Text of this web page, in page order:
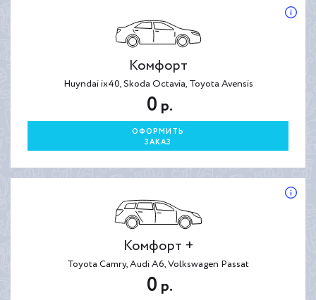
Комфорт
Huyndai ix40, Skoda Octavia, Toyota Avensis
0 р.
ОФОРМИТЬ
ЗАКАЗ
Комфорт +
Toyota Camry, Audi A6, Volkswagen Passat
0 р.